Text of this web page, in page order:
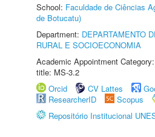
School: Faculdade de Ciências
de Botucatu)
Department: DEPARTAMENTO
RURAL E SOCIOECONOMIA
Academic Appointment
title: MS-3.2
Orcid
CV Lattes
ResearcherID
Scopus
Repositório Institucional